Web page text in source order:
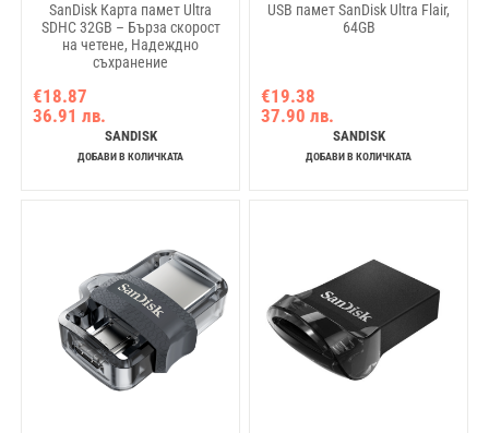
SanDisk Карта памет Ultra
SDHC 32GB – Бърза скорост
на четене, Надеждно
съхранение
€18.87
36.91 лв.
SANDISK
ДОБАВИ В КОЛИЧКАТА
USB памет SanDisk Ultra Flair,
64GB
€19.38
37.90 лв.
SANDISK
ДОБАВИ В КОЛИЧКАТА